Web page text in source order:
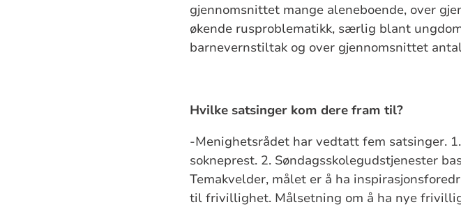
gjennomsnittet mange aleneboende, over
økende rusproblematikk, særlig blant
barnevernstiltak og over gjennomsnittet
Hvilke satsinger kom dere fram til?
-Menighetsrådet har vedtatt fem satsinger.
sokneprest. 2. Søndagsskolegudstjenester
Temakvelder, målet er å ha
til frivillighet. Målsetning om å ha nye